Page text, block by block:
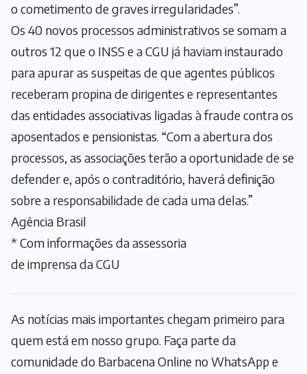
o cometimento de graves irregularidades”.
Os 40 novos processos administrativos se somam a
outros 12 que o INSS e a CGU já haviam instaurado
para apurar as suspeitas de que agentes públicos
receberam propina de dirigentes e representantes
das entidades associativas ligadas à fraude contra os
aposentados e pensionistas. “Com a abertura dos
processos, as associações terão a oportunidade de se
defender e, após o contraditório, haverá definição
sobre a responsabilidade de cada uma delas.”
Agência Brasil
* Com informações da assessoria
de imprensa da CGU
As notícias mais importantes chegam primeiro para
quem está em nosso grupo. Faça parte da
comunidade do Barbacena Online no WhatsApp e